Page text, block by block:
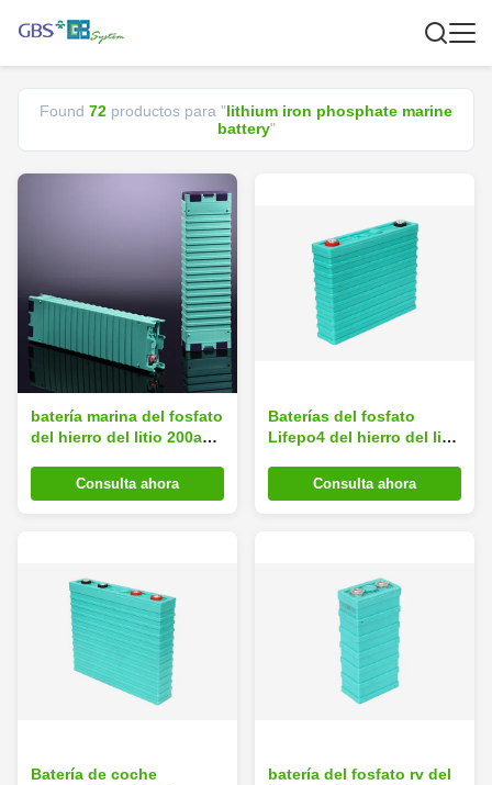
Found 72 productos para "lithium iron phosphate marine
battery"
batería marina del fosfato
del hierro del litio 200ah-
los barcosConsulta ahora
Baterías del fosfato
Lifepo4 del hierro del litio
del almacenamiento de
energía
Consulta ahora
Batería de coche
batería del fosfato rv del